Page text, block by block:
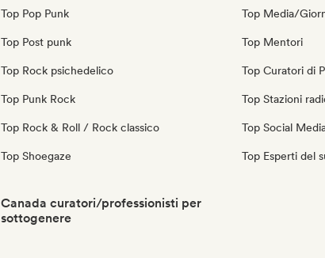
Top Pop Punk
Top Post punk
Top Rock psichedelico
Top Punk Rock
Top Rock & Roll / Rock classico
Top Shoegaze
Top Media/
Top Mentori
Top Curatori di
Top Stazioni
Top Social
Top Esperti del
Canada curatori/professionisti per
sottogenere